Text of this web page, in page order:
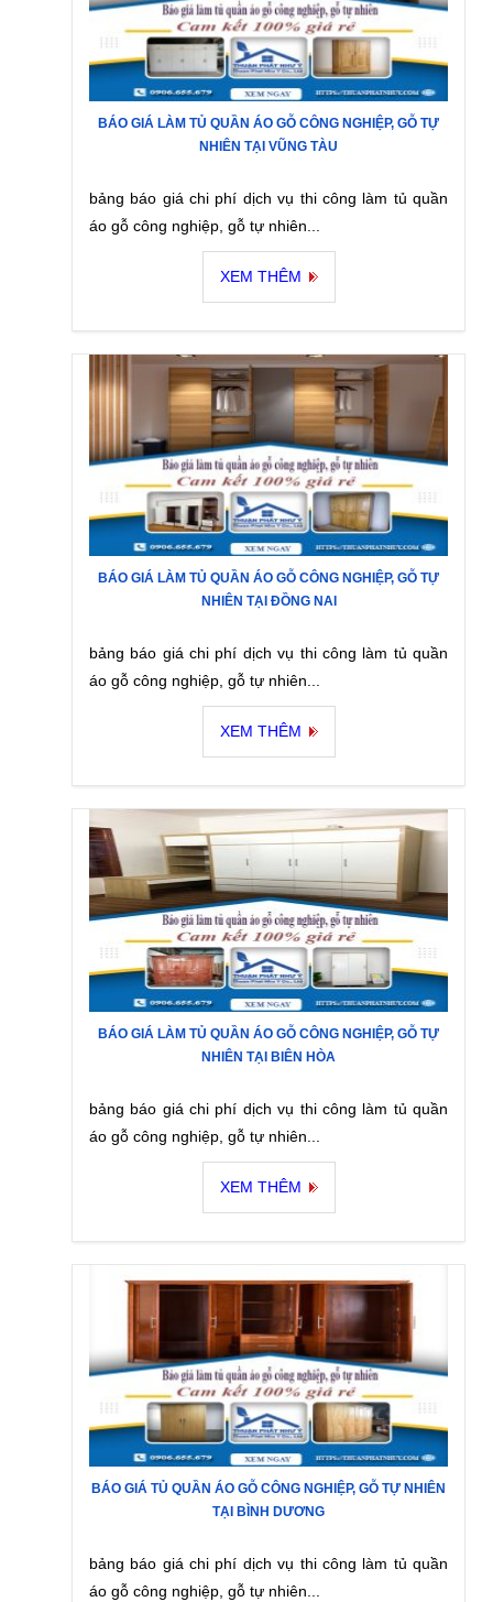
BÁO GIÁ LÀM TỦ QUẦN ÁO GỖ CÔNG NGHIỆP, GỖ TỰ
NHIÊN TẠI VŨNG TÀU
bảng báo giá chi phí dịch vụ thi công làm tủ quần
áo gỗ công nghiệp, gỗ tự nhiên...
XEM THÊM
BÁO GIÁ LÀM TỦ QUẦN ÁO GỖ CÔNG NGHIỆP, GỖ TỰ
NHIÊN TẠI ĐỒNG NAI
bảng báo giá chi phí dịch vụ thi công làm tủ quần
áo gỗ công nghiệp, gỗ tự nhiên...
XEM THÊM
BÁO GIÁ LÀM TỦ QUẦN ÁO GỖ CÔNG NGHIỆP, GỖ TỰ
NHIÊN TẠI BIÊN HÒA
bảng báo giá chi phí dịch vụ thi công làm tủ quần
áo gỗ công nghiệp, gỗ tự nhiên...
XEM THÊM
BÁO GIÁ TỦ QUẦN ÁO GỖ CÔNG NGHIỆP, GỖ TỰ NHIÊN
TẠI BÌNH DƯƠNG
bảng báo giá chi phí dịch vụ thi công làm tủ quần
áo gỗ công nghiệp, gỗ tự nhiên...